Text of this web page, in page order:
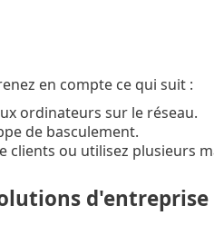
en compte ce qui suit :
ordinateurs sur le réseau.
de basculement.
clients ou utilisez plusieurs